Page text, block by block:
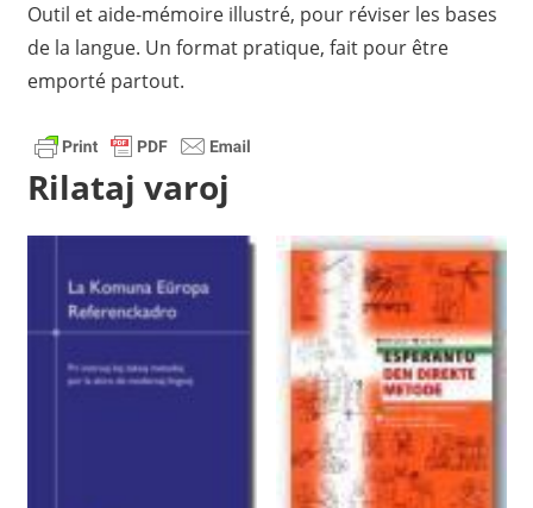
Outil et aide-mémoire illustré, pour réviser les bases
de la langue. Un format pratique, fait pour être
emporté partout.
Rilataj varoj